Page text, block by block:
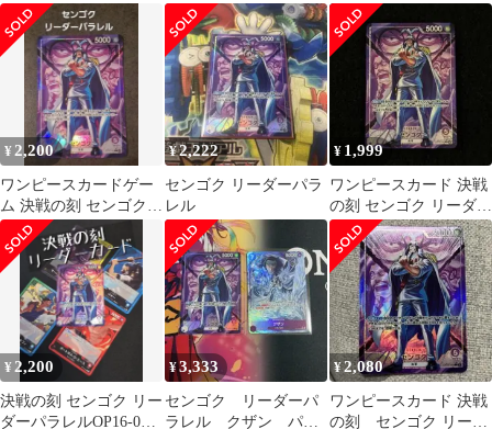
枚セット ワンピース
6枚セット ゴッドパッ
ク
¥ 2,200
ワンピースカードゲー
ム 決戦の刻 センゴク
リーダーパラレル 1枚
¥2,222
センゴク リーダーパラ
レル
¥ 1,999
ワンピースカード 決戦
の刻 センゴク リーダー
パラレル
¥ 2,200
決戦の刻 センゴク リー
ダーパラレルOP16-060
¥3,333
センゴク リーダーパ
ラレル クザン パラ
¥2,080
ワンピースカード 決戦
の刻 センゴク リーダ